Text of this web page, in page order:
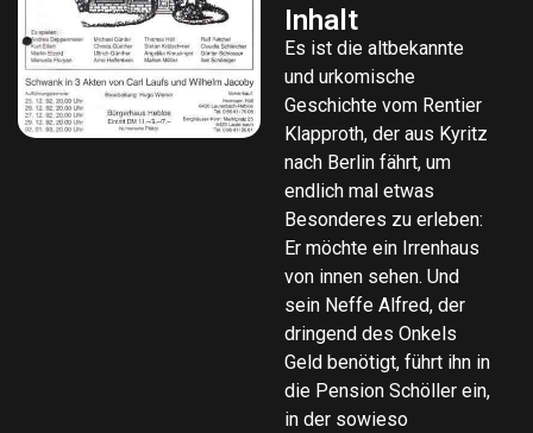
Inhalt
Es ist die altbekannte
und urkomische
Geschichte vom Rentier
Klapproth, der aus Kyritz
nach Berlin fährt, um
endlich mal etwas
Besonderes zu erleben:
Er möchte ein Irrenhaus
von innen sehen. Und
sein Neffe Alfred, der
dringend des Onkels
Geld benötigt, führt ihn in
die Pension Schöller ein,
in der sowieso